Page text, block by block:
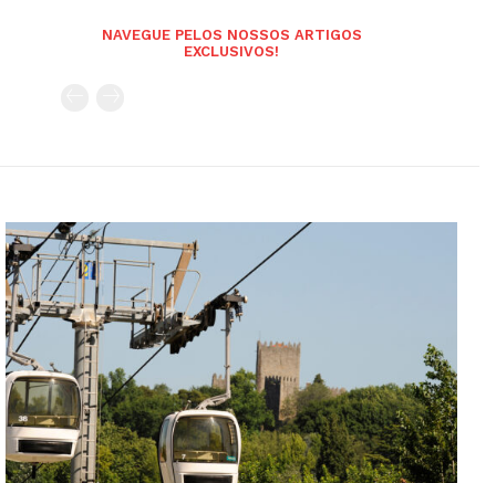
NAVEGUE PELOS NOSSOS ARTIGOS
EXCLUSIVOS!